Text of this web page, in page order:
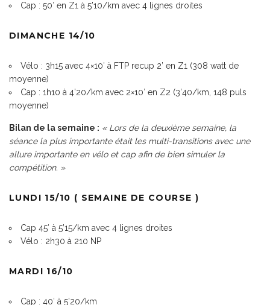
Cap : 50′ en Z1 à 5’10/km avec 4 lignes droites
DIMANCHE 14/10
Vélo : 3h15 avec 4×10′ à FTP recup 2’ en Z1 (308 watt de
moyenne)
Cap : 1h10 à 4’20/km avec 2×10′ en Z2 (3’40/km, 148 puls
moyenne)
Bilan de la semaine : « Lors de la deuxième semaine, la
séance la plus importante était les multi-transitions avec une
allure importante en vélo et cap afin de bien simuler la
compétition. »
LUNDI 15/10 ( SEMAINE DE COURSE )
Cap 45′ à 5’15/km avec 4 lignes droites
Vélo : 2h30 à 210 NP
MARDI 16/10
Cap : 40′ à 5’20/km